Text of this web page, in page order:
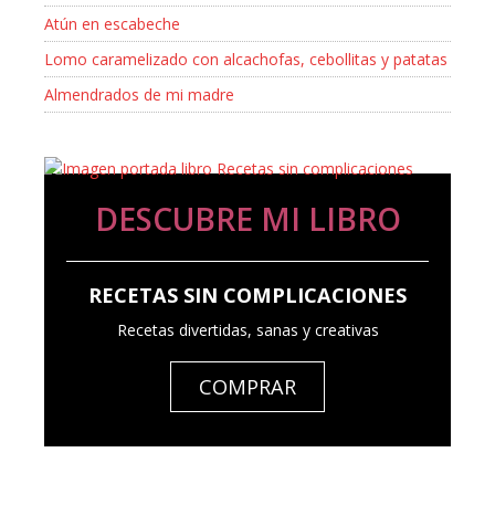
Atún en escabeche
Lomo caramelizado con alcachofas, cebollitas y patatas
Almendrados de mi madre
DESCUBRE MI LIBRO
RECETAS SIN COMPLICACIONES
Recetas divertidas, sanas y creativas
COMPRAR